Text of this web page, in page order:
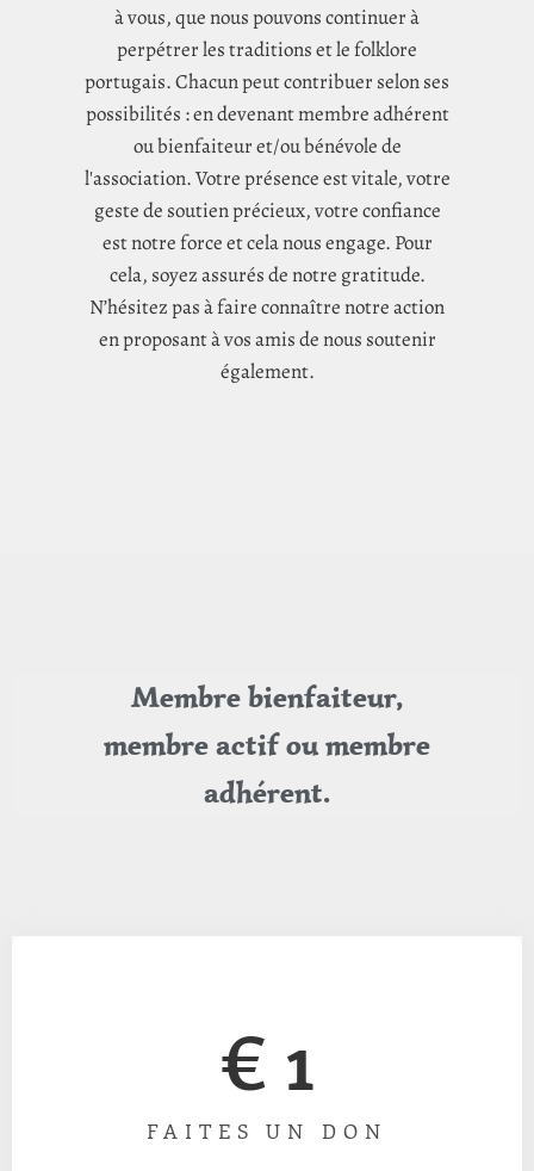
à vous, que nous pouvons continuer à
perpétrer les traditions et le folklore
portugais. Chacun peut contribuer selon ses
possibilités : en devenant membre adhérent
ou bienfaiteur et/ou bénévole de
l'association. Votre présence est vitale, votre
geste de soutien précieux, votre confiance
est notre force et cela nous engage. Pour
cela, soyez assurés de notre gratitude.
N’hésitez pas à faire connaître notre action
en proposant à vos amis de nous soutenir
également.
Membre bienfaiteur,
membre actif ou membre
adhérent.
€ 1
FAITES UN DON